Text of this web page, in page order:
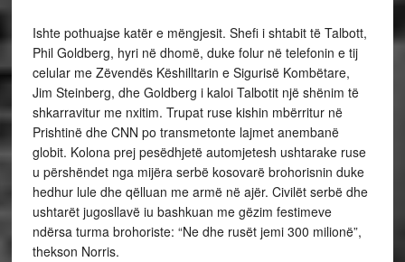
Ishte pothuajse katër e mëngjesit. Shefi i shtabit të Talbott,
Phil Goldberg, hyri në dhomë, duke folur në telefonin e tij
celular me Zëvendës Këshilltarin e Sigurisë Kombëtare,
Jim Steinberg, dhe Goldberg i kaloi Talbotit një shënim të
shkarravitur me nxitim. Trupat ruse kishin mbërritur në
Prishtinë dhe CNN po transmetonte lajmet anembanë
globit. Kolona prej pesëdhjetë automjetesh ushtarake ruse
u përshëndet nga mijëra serbë kosovarë brohorisnin duke
hedhur lule dhe qëlluan me armë në ajër. Civilët serbë dhe
ushtarët jugosllavë iu bashkuan me gëzim festimeve
ndërsa turma brohoriste: “Ne dhe rusët jemi 300 milionë”,
thekson Norris.